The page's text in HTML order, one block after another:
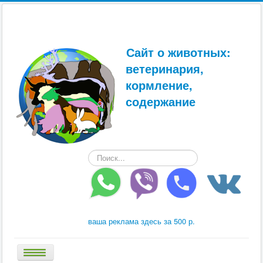
Сайт о животных:
ветеринария,
кормление,
содержание
Искать...
ваша реклама здесь за 500 р.